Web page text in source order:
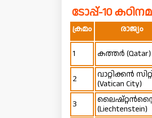
ടോപ്പ്-10
ക്രമം രാജ്യം
1 കത്തർ (Qatar)
2
വാറ്റിക്കൻ
(Vatican City)
3
(Liechtenstein)